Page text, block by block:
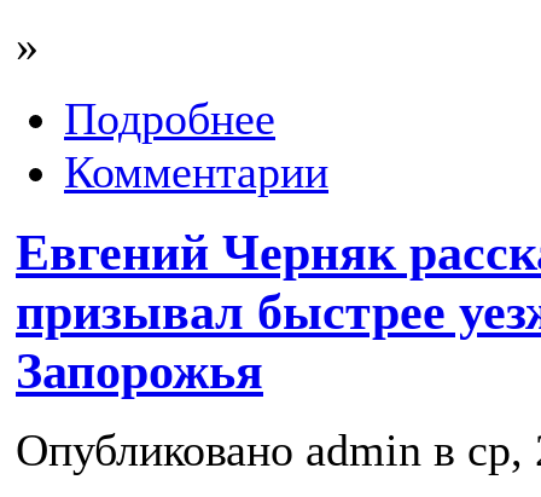
»
Подробнее
Комментарии
Евгений Черняк
призывал быстрее
Запорожья
Опубликовано admin в